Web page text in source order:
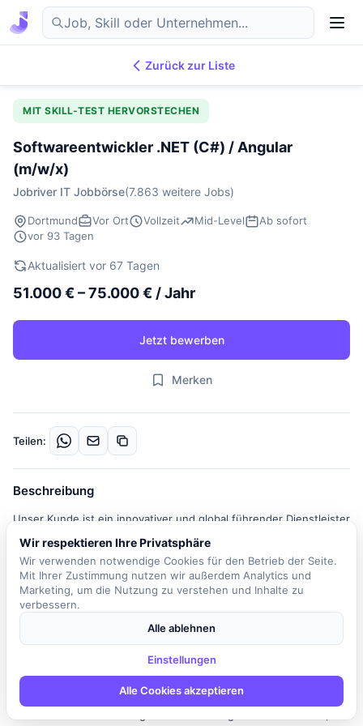
DE
Zurück zur Liste
MIT SKILL-TEST HERVORSTECHEN
Softwareentwickler .NET (C#) / Angular
(m/w/x)
Jobriver IT Jobbörse(7.863 weitere Jobs)
Dortmund Vor Ort Vollzeit Mid-Level
Ab sofort
vor 93 Tagen
Aktualisiert vor 67 Tagen
51.000 € – 75.000 € / Jahr
Jetzt bewerben
Merken
Teilen:
Beschreibung
Unser Kunde ist ein innovativer und global führender Dienstleister
im Bereich Supply Chain Management und E-Commerce. Mit
einem großen Team an über 100 Standorten fokussiert sich das
Unternehmen auf verschiedene Branchen, darunter Consumer
Products, Technologie, Gesundheitswesen, Automobil und
Verlage. In dieser Rolle als Softwareentwickler .NET (C#) / Angular
wirst du an komplexen Softwareprojekten arbeiten, die darauf
abzielen, logistische Prozesse transparent zu gestalten und
echten Mehrwert zu schaffen. Du bist Teil eines dynamischen
Teams, das Verantwortung übernimmt und kontinuierlich an der
Verbesserung der IT-Architekturen arbeitet. Deine Aufgaben
Wir respektieren Ihre Privatsphäre
Wir verwenden notwendige Cookies für den Betrieb der Seite.
Mit Ihrer Zustimmung nutzen wir außerdem Analytics und
Marketing, um die Nutzung zu verstehen und Inhalte zu
verbessern.
Alle ablehnen
Einstellungen
Alle Cookies akzeptieren